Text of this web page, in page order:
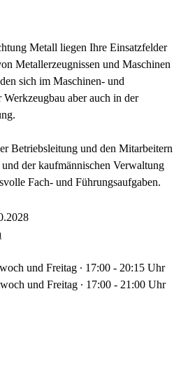
Metall liegen Ihre Einsatzfelder
Metallerzeugnissen und Maschinen
sich im Maschinen- und
aber auch in der
Betriebsleitung und den Mitarbeitern
der kaufmännischen Verwaltung
Fach- und Führungsaufgaben.
und Freitag ∙ 17:00 - 20:15 Uhr
und Freitag ∙ 17:00 - 21:00 Uhr